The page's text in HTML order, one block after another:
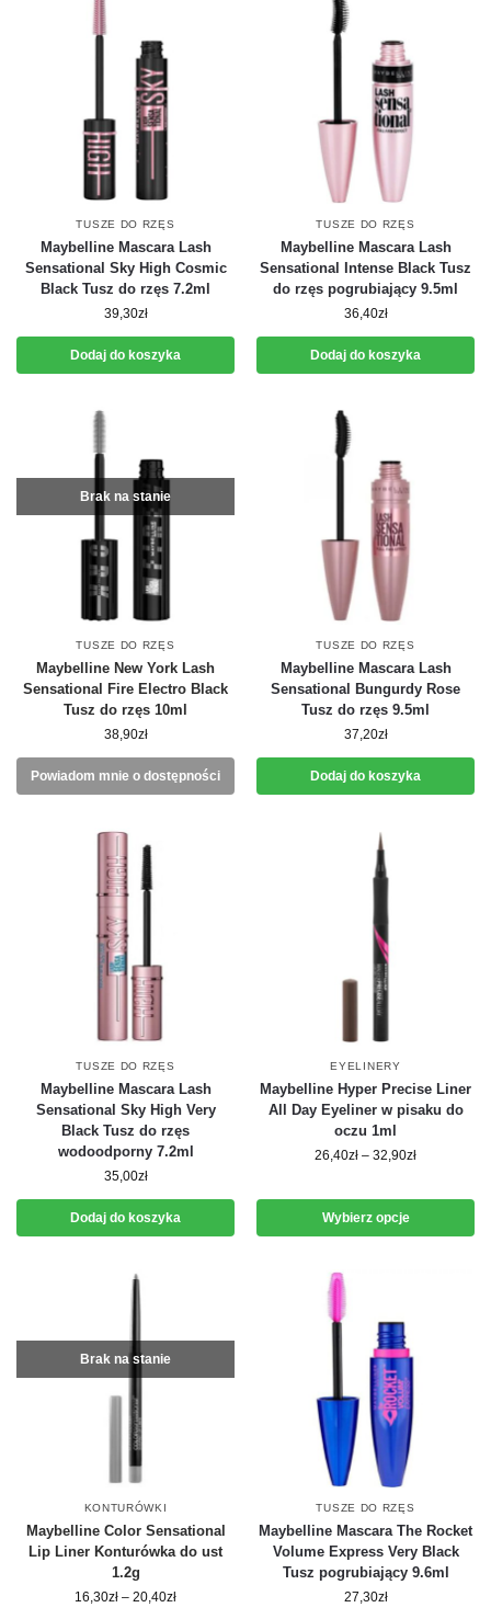
TUSZE DO RZĘS
Maybelline Mascara Lash
Sensational Sky High Cosmic
Black Tusz do rzęs 7.2ml
39,30zł
Dodaj do koszyka
TUSZE DO RZĘS
Maybelline Mascara Lash
Sensational Intense Black Tusz
do rzęs pogrubiający 9.5ml
36,40zł
Dodaj do koszyka
Brak na stanie
TUSZE DO RZĘS
Maybelline New York Lash
Sensational Fire Electro Black
Tusz do rzęs 10ml
38,90zł
Powiadom mnie o dostępności
TUSZE DO RZĘS
Maybelline Mascara Lash
Sensational Bungurdy Rose
Tusz do rzęs 9.5ml
37,20zł
Dodaj do koszyka
TUSZE DO RZĘS
Maybelline Mascara Lash
Sensational Sky High Very
Black Tusz do rzęs
wodoodporny 7.2ml
35,00zł
Dodaj do koszyka
EYELINERY
Maybelline Hyper Precise Liner
All Day Eyeliner w pisaku do
oczu 1ml
26,40zł – 32,90zł
Wybierz opcje
Brak na stanie
KONTURÓWKI
Maybelline Color Sensational
Lip Liner Konturówka do ust
1.2g
16,30zł – 20,40zł
TUSZE DO RZĘS
Maybelline Mascara The Rocket
Volume Express Very Black
Tusz pogrubiający 9.6ml
27,30zł